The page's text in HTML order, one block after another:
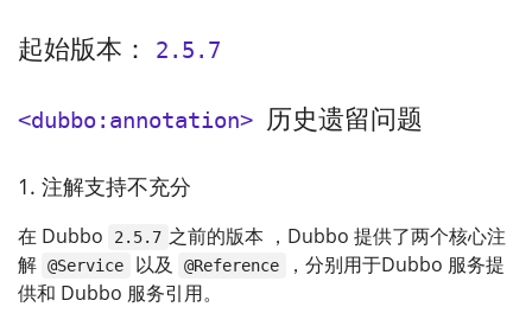
起始版本： 2.5.7
<dubbo:annotation> 历史遗留问题
1. 注解支持不充分
在 Dubbo 2.5.7 之前的版本 ，Dubbo 提供了两个核心注
解 @Service 以及 @Reference
，分别用于Dubbo 服务提
供和 Dubbo 服务引用。